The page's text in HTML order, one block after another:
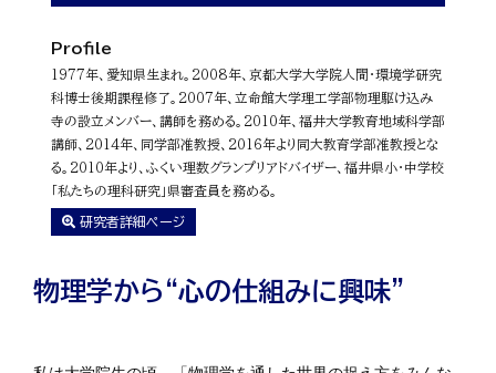
Profile
1977年、愛知県生まれ。2008年、京都大学大学院人間・環境学研究
科博士後期課程修了。2007年、立命館大学理工学部物理駆け込み
寺の設立メンバー、講師を務める。2010年、福井大学教育地域科学部
講師、2014年、同学部准教授、2016年より同大教育学部准教授とな
る。2010年より、ふくい理数グランプリアドバイザー、福井県小・中学校
「私たちの理科研究」県審査員を務める。
研究者詳細ページ
物理学から“心の仕組みに興味”